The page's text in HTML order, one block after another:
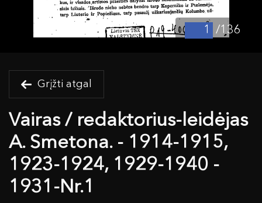
/136
Grįžti atgal
Vairas / redaktorius-leidėjas
A. Smetona. - 1914-1915,
1923-1924, 1929-1940 -
1931-Nr.1